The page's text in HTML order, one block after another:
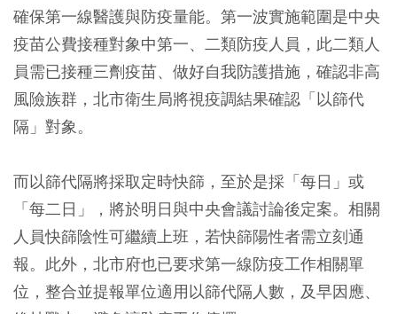
確保第一線醫護與防疫量能。第一波實施範圍是中央
疫苗公費接種對象中第一、二類防疫人員，此二類人
員需已接種三劑疫苗、做好自我防護措施，確認非高
風險族群，北市衛生局將視疫調結果確認「以篩代
隔」對象。
而以篩代隔將採取定時快篩，至於是採「每日」或
「每二日」，將於明日與中央會議討論後定案。相關
人員快篩陰性可繼續上班，若快篩陽性者需立刻通
報。此外，北市府也已要求第一線防疫工作相關單
位，整合並提報單位適用以篩代隔人數，及早因應、